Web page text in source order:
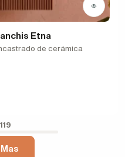
Etna
de cerámica